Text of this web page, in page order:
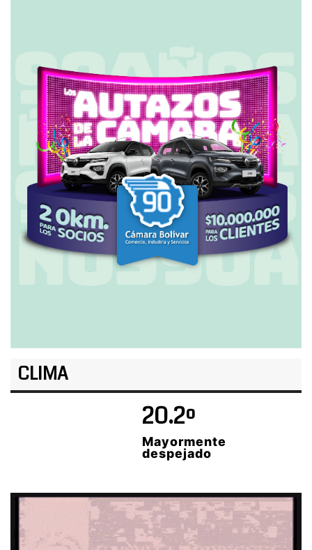
CLIMA
20.2º
Mayormente
despejado